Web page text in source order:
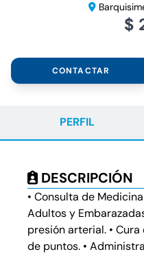
$
CONTACTAR
PERFIL
DESCRIPCIÓN
• Consulta de
Adultos y
presión arterial. •
de puntos. •